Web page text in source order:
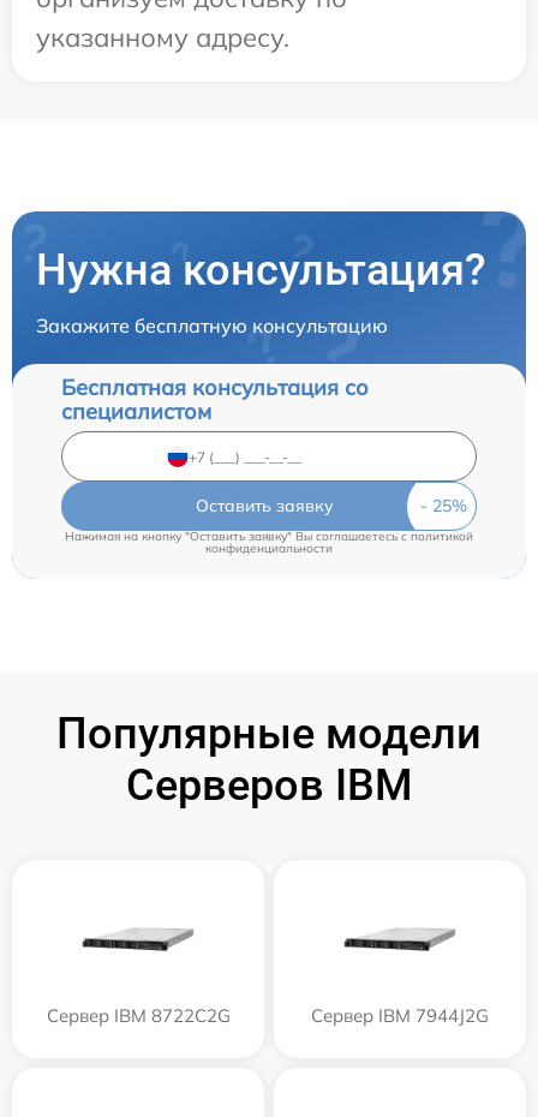
указанному адресу.
Нужна консультация?
Закажите бесплатную консультацию
Бесплатная консультация со
специалистом
Оставить заявку
Нажимая на кнопку "Оставить заявку" Вы соглашаетесь c политикой
конфиденциальности
Популярные модели
Серверов IBM
Сервер IBM 8722C2G Сервер IBM 7944J2G